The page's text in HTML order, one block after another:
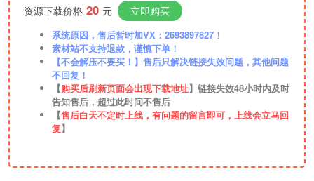
资源下载价格 20 元 立即购买
系统原因，售后暂时加VX：2693897827 ！
素材站不支持退款，谨慎下单！
【不会解压不要买！】售后只解决链接失效问题，其他问题
不回复！
【购买后刷新页面会出现下载地址】链接失效48小时内及时
告知售后，超过此时间不售后
【售后白天不定时上线，有问题的留言即可，上线会立马回
复】